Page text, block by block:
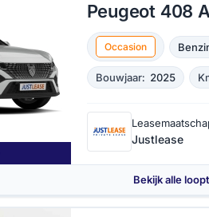
Peugeot 408
Occasion
Bouwjaar: 2025
Justlease
Bekijk alle